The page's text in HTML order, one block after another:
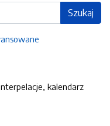
Szukaj
kalendarz